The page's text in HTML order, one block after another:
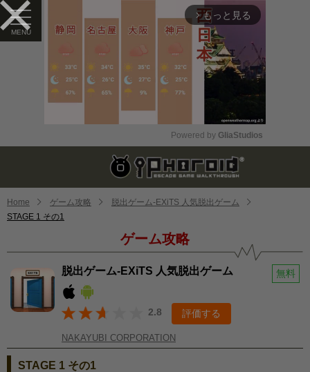
arrow_forward_ios もっと見る
Mute
Powered by GliaStudios
Home ゲーム攻略
脱出ゲーム-EXiTS 人気脱出ゲーム
STAGE 1 その1
ゲーム攻略
脱出ゲーム-EXiTS 人気脱出ゲーム 無料
2.8 評価する
NAKAYUBI CORPORATION
STAGE 1 その1